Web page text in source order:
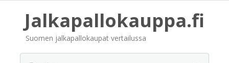
Jalkapallokauppa.fi
Suomen jalkapallokaupat vertailussa